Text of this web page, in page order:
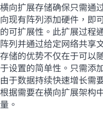
横向扩展存储确保只需通
向现有阵列添加硬件，即
的可扩展性。此扩展过程
阵列并通过给定网络共享
存储的优势不仅在于可以
于设置的简单性。只需添
由于数据持续快速增长需
根据需要在横向扩展架构
量。